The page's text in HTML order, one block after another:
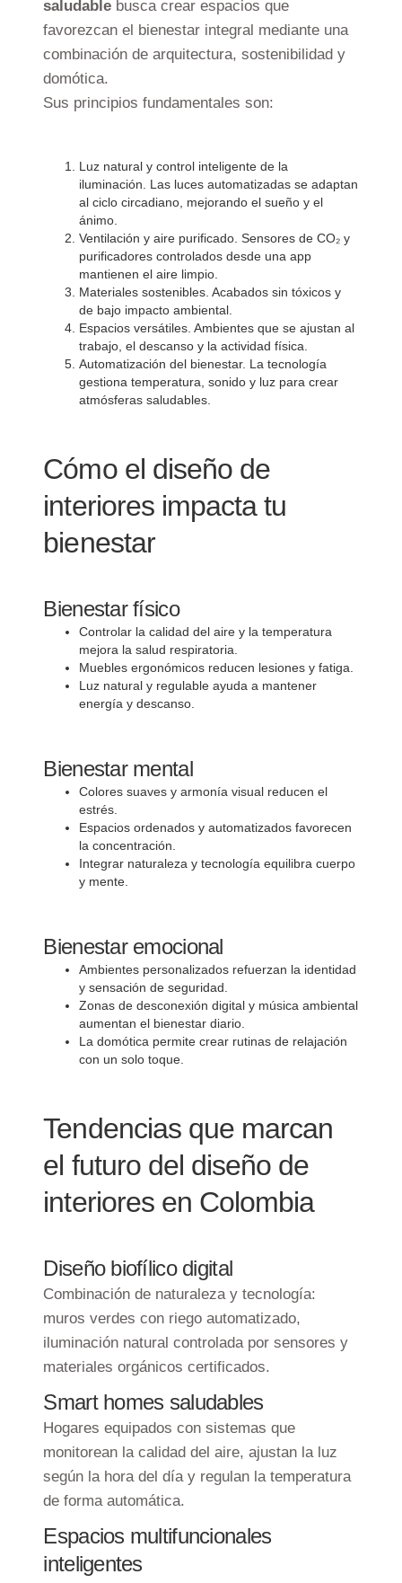
saludable busca crear espacios que
favorezcan el bienestar integral mediante una
combinación de arquitectura, sostenibilidad y
domótica.
Sus principios fundamentales son:
Luz natural y control inteligente de la
iluminación. Las luces automatizadas se adaptan
al ciclo circadiano, mejorando el sueño y el
ánimo.
Ventilación y aire purificado. Sensores de CO₂ y
purificadores controlados desde una app
mantienen el aire limpio.
Materiales sostenibles. Acabados sin tóxicos y
de bajo impacto ambiental.
Espacios versátiles. Ambientes que se ajustan al
trabajo, el descanso y la actividad física.
Automatización del bienestar. La tecnología
gestiona temperatura, sonido y luz para crear
atmósferas saludables.
Cómo el diseño de
interiores impacta tu
bienestar
Bienestar físico
Controlar la calidad del aire y la temperatura
mejora la salud respiratoria.
Muebles ergonómicos reducen lesiones y fatiga.
Luz natural y regulable ayuda a mantener
energía y descanso.
Bienestar mental
Colores suaves y armonía visual reducen el
estrés.
Espacios ordenados y automatizados favorecen
la concentración.
Integrar naturaleza y tecnología equilibra cuerpo
y mente.
Bienestar emocional
Ambientes personalizados refuerzan la identidad
y sensación de seguridad.
Zonas de desconexión digital y música ambiental
aumentan el bienestar diario.
La domótica permite crear rutinas de relajación
con un solo toque.
Tendencias que marcan
el futuro del diseño de
interiores en Colombia
Diseño biofílico digital
Combinación de naturaleza y tecnología:
muros verdes con riego automatizado,
iluminación natural controlada por sensores y
materiales orgánicos certificados.
Smart homes saludables
Hogares equipados con sistemas que
monitorean la calidad del aire, ajustan la luz
según la hora del día y regulan la temperatura
de forma automática.
Espacios multifuncionales
inteligentes